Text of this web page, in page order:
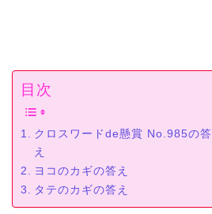
目次
クロスワードde懸賞 No.985の答
え
ヨコのカギの答え
タテのカギの答え